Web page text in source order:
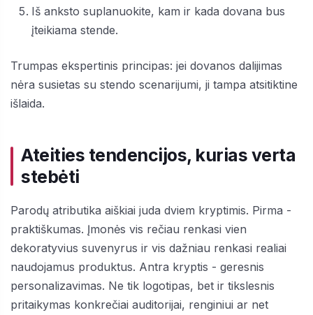
Iš anksto suplanuokite, kam ir kada dovana bus
įteikiama stende.
Trumpas ekspertinis principas: jei dovanos dalijimas
nėra susietas su stendo scenarijumi, ji tampa atsitiktine
išlaida.
Ateities tendencijos, kurias verta
stebėti
Parodų atributika aiškiai juda dviem kryptimis. Pirma -
praktiškumas. Įmonės vis rečiau renkasi vien
dekoratyvius suvenyrus ir vis dažniau renkasi realiai
naudojamus produktus. Antra kryptis - geresnis
personalizavimas. Ne tik logotipas, bet ir tikslesnis
pritaikymas konkrečiai auditorijai, renginiui ar net